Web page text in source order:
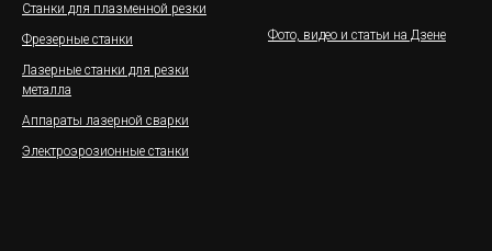
Станки для плазменной резки
Фрезерные станки
Лазерные станки для резки
металла
Аппараты лазерной сварки
Электроэрозионные станки
Фото, видео и статьи на Дзене